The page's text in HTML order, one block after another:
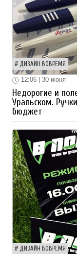
ДИЗАЙН ВОВРЕМЯ
12:06 | 30 июня
Недорогие и
Уральском.
бюджет
ДИЗАЙН ВОВРЕМЯ